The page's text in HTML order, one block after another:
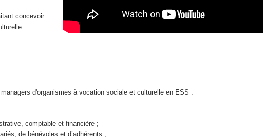
concevoir
d'organismes à vocation sociale et culturelle en ESS :
comptable et financière ;
de bénévoles et d’adhérents ;